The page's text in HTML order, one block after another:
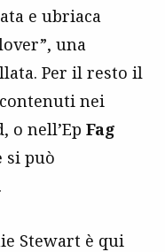
e ubriaca
una
Per il resto il
nei
o nell’Ep Fag
si può
Stewart è qui